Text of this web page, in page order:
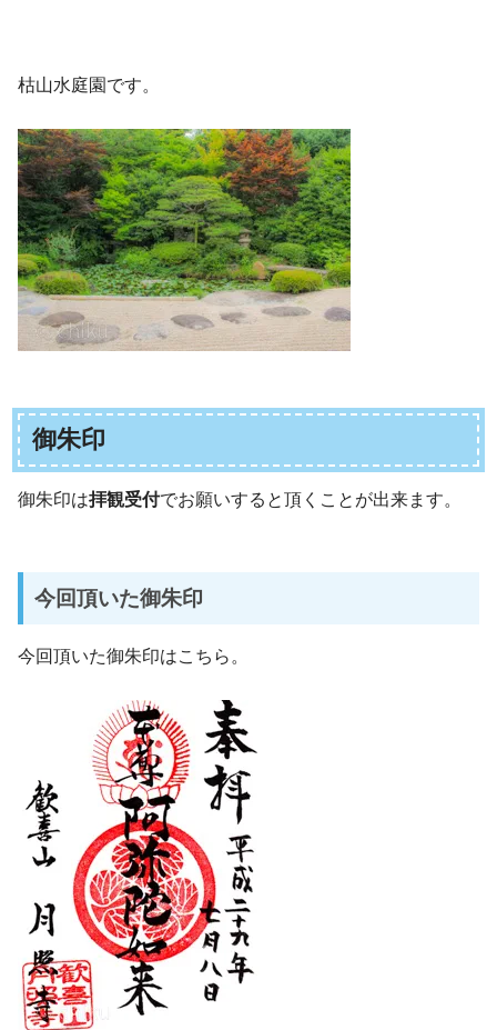
枯山水庭園です。
御朱印
御朱印は拝観受付でお願いすると頂くことが出来ます。
今回頂いた御朱印
今回頂いた御朱印はこちら。